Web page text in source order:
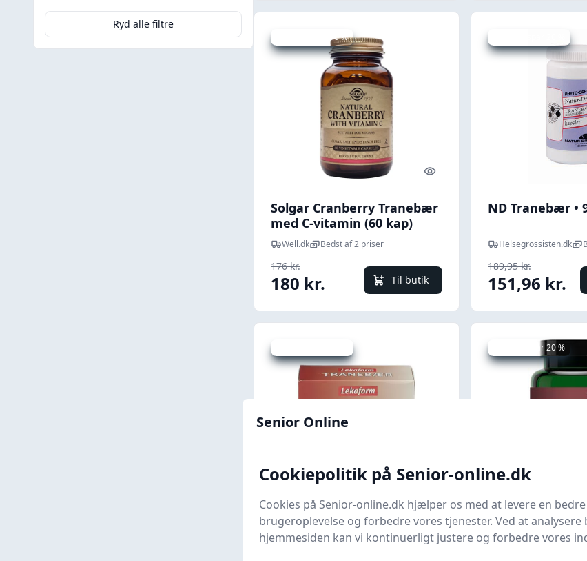
Ryd alle filtre
Udsalg - spar 10 %
Quick look
Solgar Cranberry Tranebær
med C-vitamin (60 kap)
Well.dk Bedst af 2 priser
176 kr.
180 kr. Til butik
ND Tranebær •
Helsegrossisten.dk
189,95 kr.
151,96 kr.
Quick look
Lekaform Tranebær - 120
tabl.
Udsalg - spar 20 %
Mezina
Senior Online
Cookiepolitik på Senior-online.dk
Cookies på Senior-online.dk hjælper os med at levere en bedre
brugeroplevelse og forbedre vores tjenester. Ved at analysere
hjemmesiden kan vi kontinuerligt justere og forbedre vores